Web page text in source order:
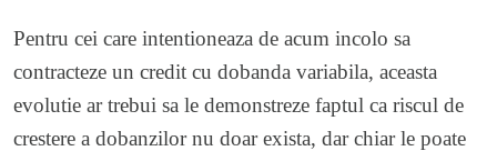
Pentru cei care intentioneaza de acum incolo sa
contracteze un credit cu dobanda variabila, aceasta
evolutie ar trebui sa le demonstreze faptul ca riscul de
crestere a dobanzilor nu doar exista, dar chiar le poate